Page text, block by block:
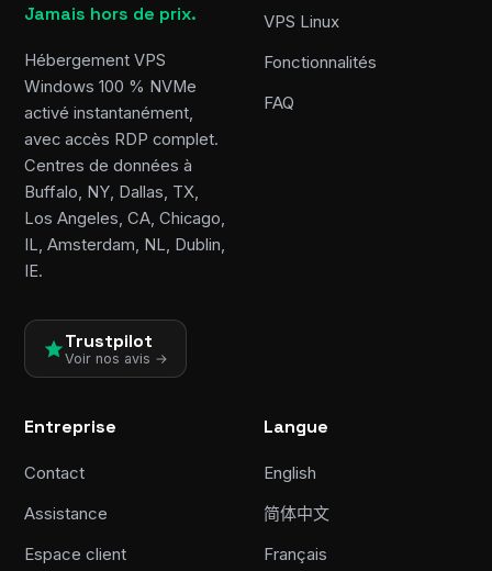
Jamais hors de prix.
Hébergement VPS
Windows 100 % NVMe
activé instantanément,
avec accès RDP complet.
Centres de données à
Buffalo, NY, Dallas, TX,
Los Angeles, CA, Chicago,
IL, Amsterdam, NL, Dublin,
IE.
Trustpilot
Voir nos avis →
VPS Linux
Fonctionnalités
FAQ
Entreprise
Contact
Assistance
Espace client
Langue
English
简体中文
Français